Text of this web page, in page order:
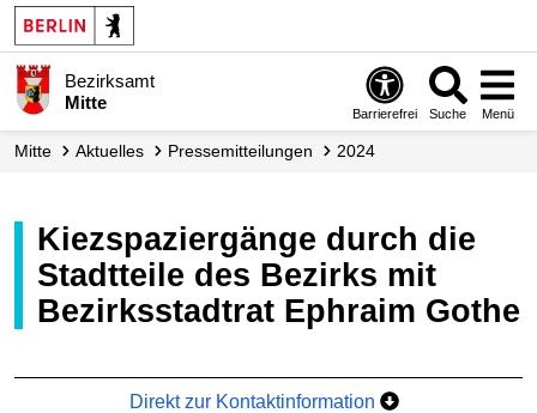
Bezirksamt
Mitte
Barrierefrei Suche Menü
Mitte Aktuelles Presse­mitteilungen 2024
Kiezspaziergänge durch die
Stadtteile des Bezirks mit
Bezirksstadtrat Ephraim Gothe
Direkt zur Kontaktinformation